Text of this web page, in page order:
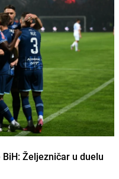
Željezničar u duelu